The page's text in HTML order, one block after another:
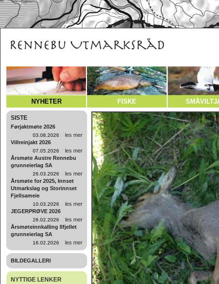
NYHETER FISKE
SISTE
Førjaktmøte 2026
03.08.2026
les mer
Villreinjakt 2026
07.05.2026
les mer
Årsmøte Austre Rennebu
grunneierlag SA
26.03.2026
les mer
Årsmøte for 2025, Innset
Utmarkslag og Storinnset
Fjellsameie
10.03.2026
les mer
JEGERPRØVE 2026
26.02.2026
les mer
Årsmøteinnkalling Ilfjellet
grunneierlag SA
16.02.2026 les mer
BILDEGALLERI
NYTTIGE LENKER